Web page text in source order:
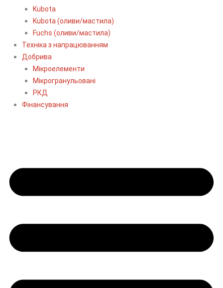
Kubota
Kubota (оливи/мастила)
Fuchs (оливи/мастила)
Техніка з напрацюванням
Добрива
Мікроелементи
Мікрогранульовані
РКД
Фінансування